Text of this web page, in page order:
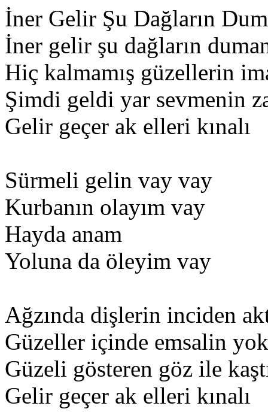
İner Gelir Şu Dağların
İner gelir şu dağların
Hiç kalmamış güzellerin
Şimdi geldi yar sevmenin
Gelir geçer ak elleri kınalı
Sürmeli gelin vay vay
Kurbanın olayım vay
Hayda anam
Yoluna da öleyim vay
Ağzında dişlerin inciden
Güzeller içinde emsalin
Güzeli gösteren göz ile
Gelir geçer ak elleri kınalı